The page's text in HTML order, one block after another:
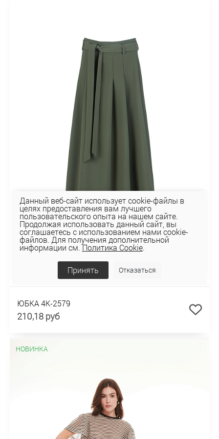
ЮБКА 4К-2579
210,18 руб
НОВИНКА
Данный веб-сайт использует cookie-файлы в
целях предоставления вам лучшего
пользовательского опыта на нашем сайте.
Продолжая использовать данный сайт, вы
соглашаетесь с использованием нами cookie-
файлов. Для получения дополнительной
информации см.Политика Cookie.
Принять Отказаться